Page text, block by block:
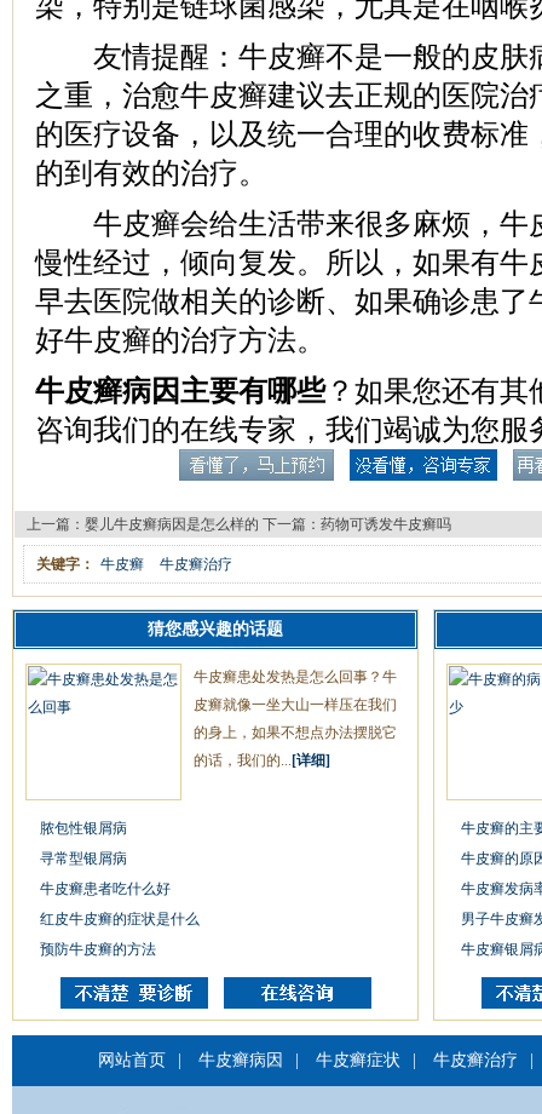
友情提醒：牛皮癣不是一般的皮肤
之重，治愈牛皮癣建议去正规的医院治
的医疗设备，以及统一合理的收费标准
的到有效的治疗。
牛皮癣会给生活带来很多麻烦，牛
慢性经过，倾向复发。所以，如果有牛
早去医院做相关的诊断、如果确诊患了
好牛皮癣的治疗方法。
牛皮癣病因主要有哪些？如果您还有其
咨询我们的在线专家，我们竭诚为您服
上一篇： 婴儿牛皮癣病因是怎么样的 下一篇： 药物可诱发牛皮癣吗
关键字： 牛皮癣 牛皮癣治疗
猜您感兴趣的话题
牛皮癣患处发热是怎么回事？牛
皮癣就像一坐大山一样压在我们
的身上，如果不想点办法摆脱它
的话，我们的... [详细]
脓包性银屑病
寻常型银屑病
牛皮癣患者吃什么好
红皮牛皮癣的症状是什么
预防牛皮癣的方法
牛皮癣的主
牛皮癣的原
牛皮癣发病
男子牛皮癣
牛皮癣银屑
网站首页 牛皮癣病因 牛皮癣症状 牛皮癣治疗